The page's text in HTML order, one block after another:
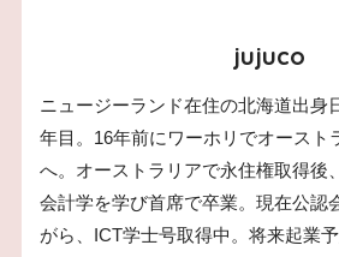
jujuco
ニュージーランド在住の北海道出身
年目。16年前にワーホリでオースト
へ。オーストラリアで永住権取得後
会計学を学び首席で卒業。現在公認
がら、ICT学士号取得中。将来起業予